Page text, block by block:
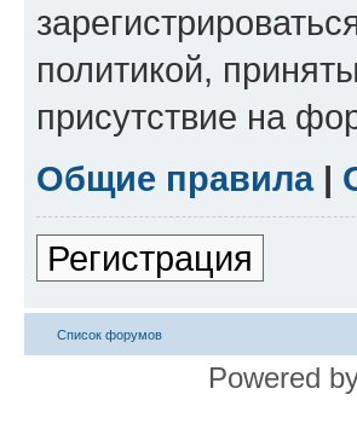
политикой,
присутствие на
Общие правила|
Регистрация
Список форумов
Powered